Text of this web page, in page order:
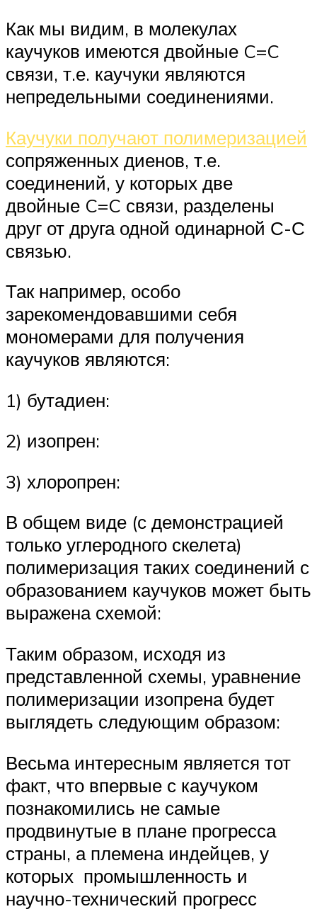
Как мы видим, в молекулах
каучуков имеются двойные C=C
связи, т.е. каучуки являются
непредельными соединениями.
Каучуки получают полимеризацией
сопряженных диенов, т.е.
соединений, у которых две
двойные C=C связи, разделены
друг от друга одной одинарной С-С
связью.
Так например, особо
зарекомендовавшими себя
мономерами для получения
каучуков являются:
1) бутадиен:
2) изопрен:
3) хлоропрен:
В общем виде (с демонстрацией
только углеродного скелета)
полимеризация таких соединений с
образованием каучуков может быть
выражена схемой:
Таким образом, исходя из
представленной схемы, уравнение
полимеризации изопрена будет
выглядеть следующим образом:
Весьма интересным является тот
факт, что впервые с каучуком
познакомились не самые
продвинутые в плане прогресса
страны, а племена индейцев, у
которых промышленность и
научно-технический прогресс